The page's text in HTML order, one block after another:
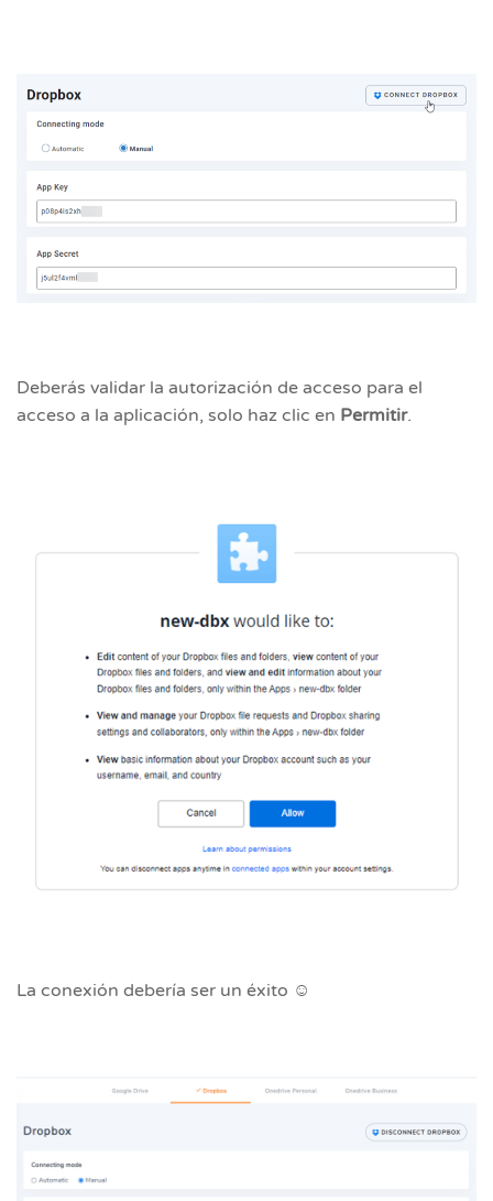
Deberás validar la autorización de acceso para el
acceso a la aplicación, solo haz clic en Permitir.
La conexión debería ser un éxito ☺